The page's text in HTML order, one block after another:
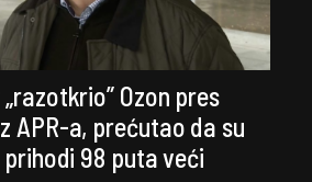
Ozon pres
APR-a, prećutao da su
98 puta veći